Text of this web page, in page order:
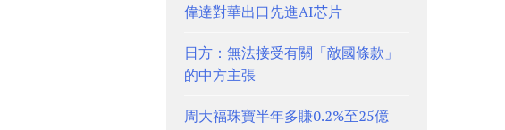
偉達對華出口先進AI芯片
日方：無法接受有關「敵國條款」
的中方主張
周大福珠寶半年多賺0.2%至25億